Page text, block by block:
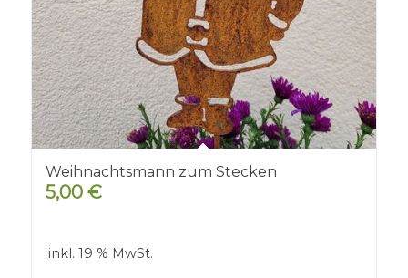
Weihnachtsmann zum Stecken
5,00 €
inkl. 19 % MwSt.